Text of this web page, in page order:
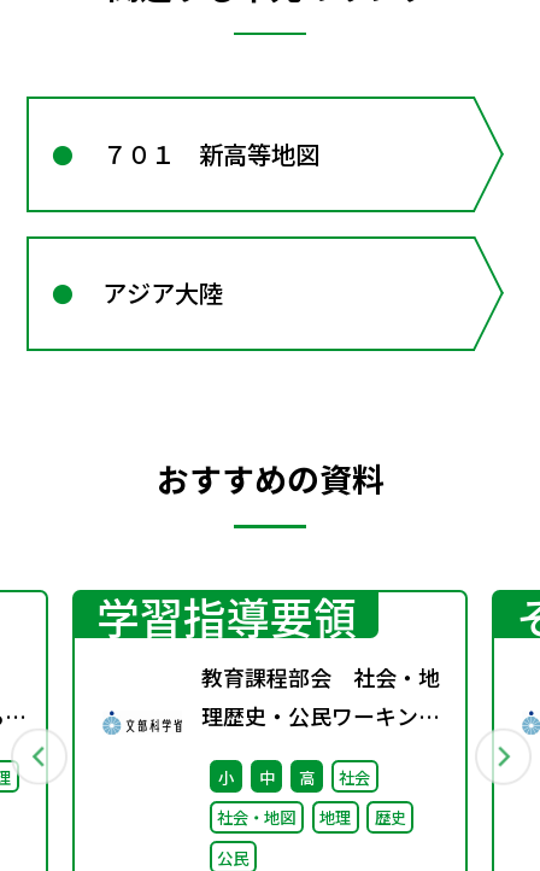
７０１ 新高等地図
アジア大陸
おすすめの資料
学習指導要領
教育課程部会 社会・地
理歴史・公民ワーキング
（第7回） 配付資料
小 中 高
社会
社会・地図
地理
歴史
公民